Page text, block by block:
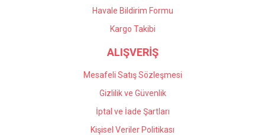
Havale Bildirim Formu
Kargo Takibi
ALIŞVERİŞ
Mesafeli Satış Sözleşmesi
Gizlilik ve Güvenlik
İptal ve İade Şartları
Kişisel Veriler Politikası